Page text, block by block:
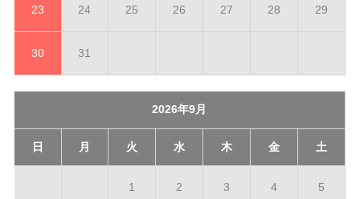
23 24 25 26 27 28 29
30 31
2026年9月
日 月 火 水 木 金 土
1 2 3 4 5